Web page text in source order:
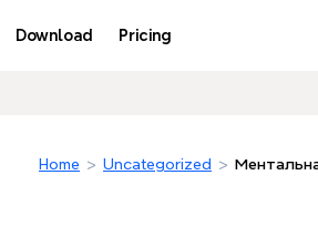
Download Pricing
Home > Uncategorized >